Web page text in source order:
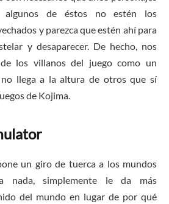
algunos de éstos no estén los
y parezca que estén ahí para
y desaparecer. De hecho, nos
los villanos del juego como un
llega a la altura de otros que sí
de Kojima.
un giro de tuerca a los mundos
nada, simplemente le da más
del mundo en lugar de por qué